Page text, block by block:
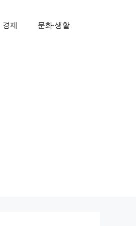
경제 문화·생활